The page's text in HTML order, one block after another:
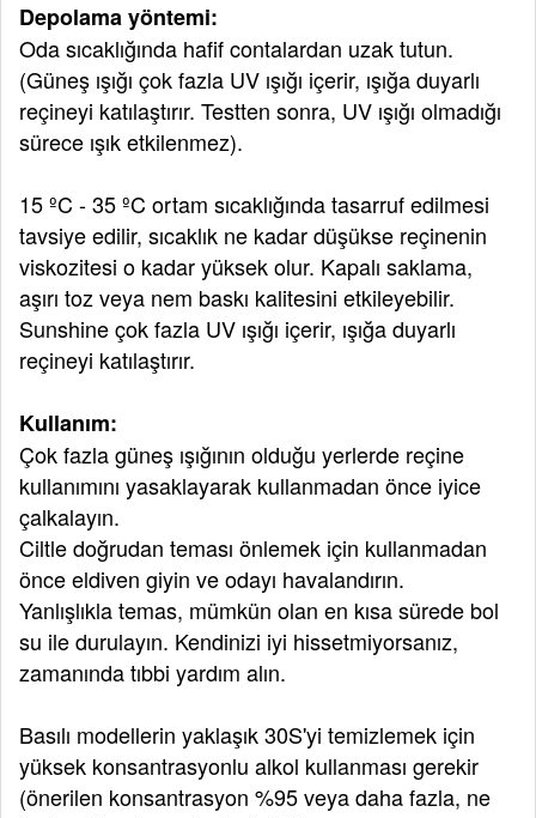
Depolama yöntemi:
Oda sıcaklığında hafif contalardan uzak tutun.
(Güneş ışığı çok fazla UV ışığı içerir, ışığa duyarlı
reçineyi katılaştırır. Testten sonra, UV ışığı olmadığı
sürece ışık etkilenmez).
15ºC - 35ºC ortam sıcaklığında tasarruf edilmesi
tavsiye edilir, sıcaklık ne kadar düşükse reçinenin
viskozitesi o kadar yüksek olur. Kapalı saklama,
aşırı toz veya nem baskı kalitesini etkileyebilir.
Sunshine çok fazla UV ışığı içerir, ışığa duyarlı
reçineyi katılaştırır.
Kullanım:
Çok fazla güneş ışığının olduğu yerlerde reçine
kullanımını yasaklayarak kullanmadan önce iyice
çalkalayın.
Ciltle doğrudan teması önlemek için kullanmadan
önce eldiven giyin ve odayı havalandırın.
Yanlışlıkla temas, mümkün olan en kısa sürede bol
su ile durulayın. Kendinizi iyi hissetmiyorsanız,
zamanında tıbbi yardım alın.
Basılı modellerin yaklaşık 30S'yi temizlemek için
yüksek konsantrasyonlu alkol kullanması gerekir
(önerilen konsantrasyon %95 veya daha fazla, ne